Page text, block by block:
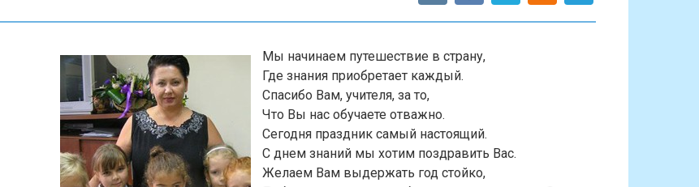
Мы начинаем путешествие в страну,
Где знания приобретает каждый.
Спасибо Вам, учителя, за то,
Что Вы нас обучаете отважно.
Сегодня праздник самый настоящий.
С днем знаний мы хотим поздравить Вас.
Желаем Вам выдержать год стойко,